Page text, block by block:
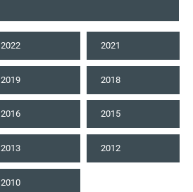
2022 2021
2019 2018
2016 2015
2013 2012
2010